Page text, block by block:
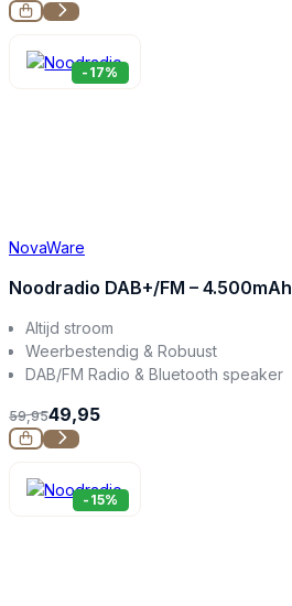
-17%
NovaWare
Noodradio DAB+/FM – 4.500mAh
Altijd stroom
Weerbestendig & Robuust
DAB/FM Radio & Bluetooth speaker
59,9549,95
-15%